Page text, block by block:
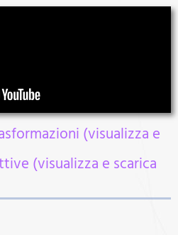
(visualizza e
(visualizza e scarica